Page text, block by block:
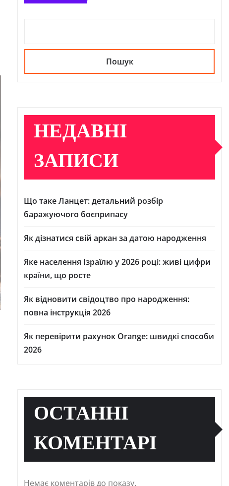
Пошук
НЕДАВНІ
ЗАПИСИ
Що таке Ланцет: детальний розбір
баражуючого боєприпасу
Як дізнатися свій аркан за датою народження
Яке населення Ізраїлю у 2026 році: живі цифри
країни, що росте
Як відновити свідоцтво про народження:
повна інструкція 2026
Як перевірити рахунок Orange: швидкі способи
2026
ОСТАННІ
КОМЕНТАРІ
Немає коментарів до показу.